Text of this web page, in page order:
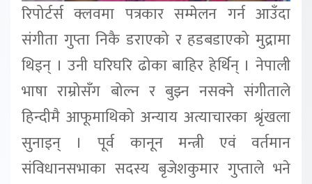
रिपोर्टर्स क्लवमा पत्रकार सम्मेलन गर्न आउँदा
संगीता गुप्ता निकै डराएको र हडबडाएको मुद्रामा
थिइन् । उनी घरिघरि ढोका बाहिर हेर्थिन् । नेपाली
भाषा राम्रोसँग बोल्न र बुझ्न नसक्ने संगीताले
हिन्दीमै आफूमाथिको अन्याय अत्याचारका श्रृंखला
सुनाइन् । पूर्व कानून मन्त्री एवं वर्तमान
संविधानसभाका सदस्य बृजेशकुमार गुप्ताले भने